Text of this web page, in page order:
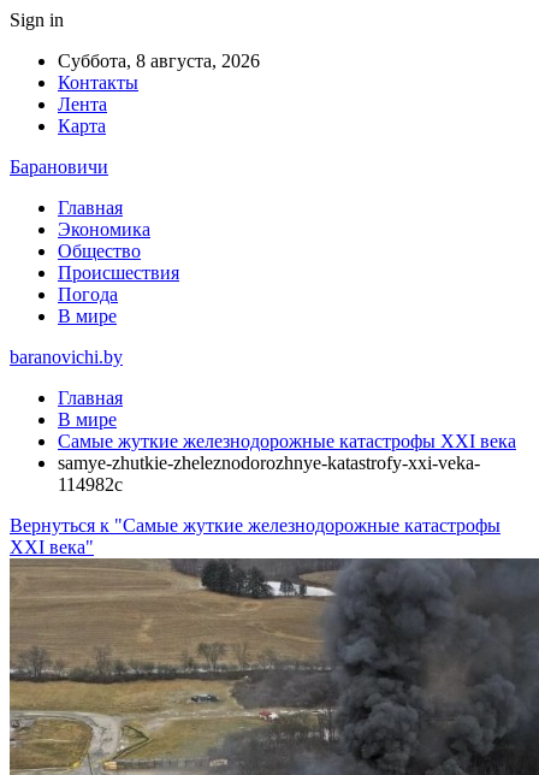
Sign in
Суббота, 8 августа, 2026
Контакты
Лента
Карта
Барановичи
Главная
Экономика
Общество
Происшествия
Погода
В мире
baranovichi.by
Главная
В мире
Самые жуткие железнодорожные катастрофы XXI века
samye-zhutkie-zheleznodorozhnye-katastrofy-xxi-veka-
114982c
Вернуться к "Самые жуткие железнодорожные катастрофы
XXI века"